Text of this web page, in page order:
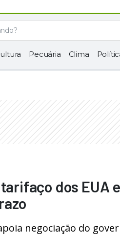
Pecuária Clima
dos EUA
negociação do